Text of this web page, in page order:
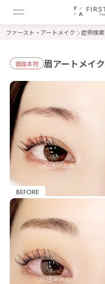
ファースト・アートメイク 症例検索
銀座本院 眉アートメイク
BEFORE